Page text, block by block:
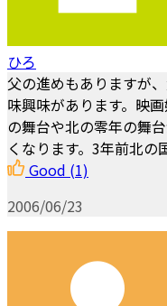
ひろ
父の進めもありますが
味興味があります。映
の舞台や北の零年の舞
くなります。3年前北
Good (1)
2006/06/23